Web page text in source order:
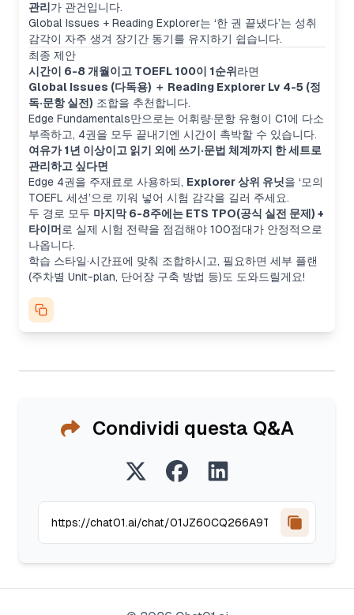
관리 가 관건입니다.
Global Issues + Reading Explorer는 ‘한 권 끝냈다’는 성취
감각이 자주 생겨 장기간 동기를 유지하기 쉽습니다.
최종 제안
시간이 6-8 개월이고 TOEFL 100이 1순위 라면
Global Issues (다독용) ＋ Reading Explorer Lv 4-5 (정
독·문항 실전) 조합을 추천합니다.
Edge Fundamentals만으로는 어휘량·문항 유형이 C1에 다소
부족하고, 4권을 모두 끝내기엔 시간이 촉박할 수 있습니다.
여유가 1년 이상이고 읽기 외에 쓰기·문법 체계까지 한 세트로
관리하고 싶다면
Edge 4권을 주재료로 사용하되, Explorer 상위 유닛을 ‘모의
TOEFL 세션’으로 끼워 넣어 시험 감각을 길러 주세요.
두 경로 모두 마지막 6-8주에는 ETS TPO(공식 실전 문제) +
타이머 로 실제 시험 전략을 점검해야 100점대가 안정적으로
나옵니다.
학습 스타일·시간표에 맞춰 조합하시고, 필요하면 세부 플랜
(주차별 Unit-plan, 단어장 구축 방법 등)도 도와드릴게요!
Condividi questa Q&A